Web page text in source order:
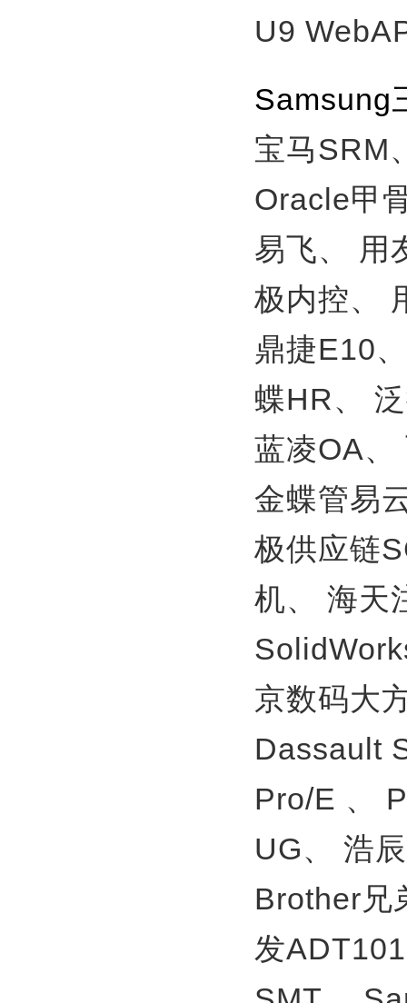
U9
Samsung
宝马SRM
Oracle甲
易飞、
用
极内控、
鼎捷E10、
蝶HR、
蓝凌OA、
金蝶管易
极供应链
机、
海天
京数码大
Dassault
Pro/E 、
UG、
浩
Brother兄
发